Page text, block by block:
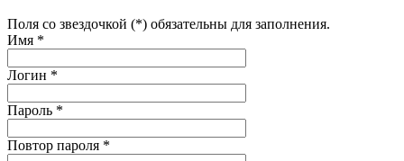
Поля со звездочкой (*) обязательны для заполнения.
Имя *
Логин *
Пароль *
Повтор пароля *